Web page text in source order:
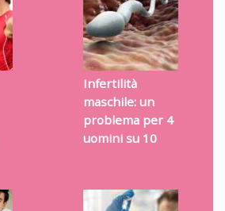
Infertilità
maschile: un
problema per 4
uomini su 10